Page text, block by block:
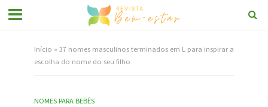
Início » 37 nomes masculinos terminados em L para inspirar a
escolha do nome do seu filho
NOMES PARA BEBÊS